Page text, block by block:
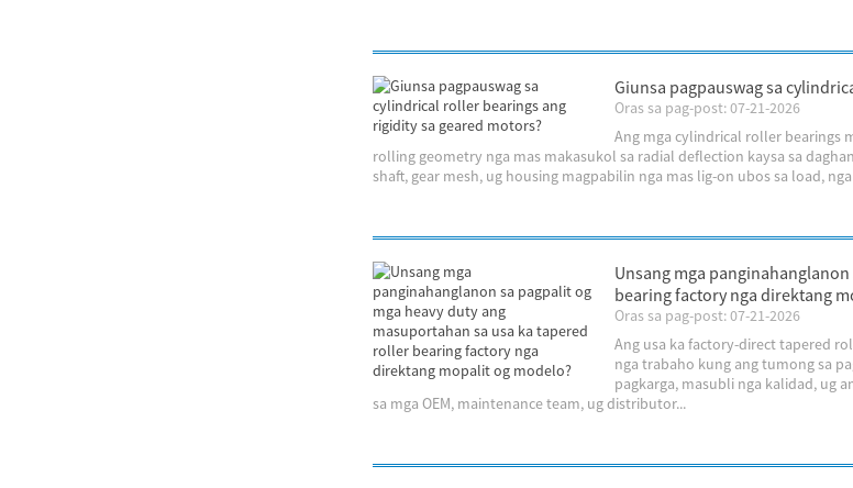
Giunsa pagpauswag sa
Oras sa pag-post: 07-21-2026
Ang mga cylindrical roller bearings
rolling geometry nga mas makasukol sa radial deflection kaysa sa
shaft, gear mesh, ug housing magpabilin nga mas lig-on ubos sa load,
Unsang mga
bearing factory nga direktang
Oras sa pag-post: 07-21-2026
Ang usa ka factory-direct tapered
nga trabaho kung ang tumong sa
pagkarga, masubli nga kalidad, ug
sa mga OEM, maintenance team, ug distributor...